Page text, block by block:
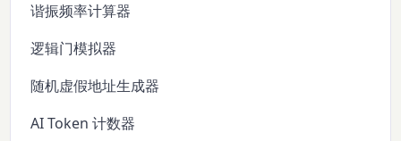
谐振频率计算器
逻辑门模拟器
随机虚假地址生成器
AI Token 计数器